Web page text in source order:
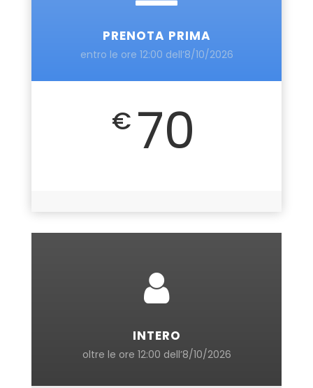
PRENOTA PRIMA
entro le ore 12:00 dell’8/10/2026
€ 70
INTERO
oltre le ore 12:00 dell’8/10/2026